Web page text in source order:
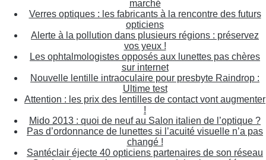
marché
Verres optiques : les fabricants à la rencontre des futurs
opticiens
Alerte à la pollution dans plusieurs régions : préservez
vos yeux !
Les ophtalmologistes opposés aux lunettes pas chères
sur internet
Nouvelle lentille intraoculaire pour presbyte Raindrop :
Ultime test
Attention : les prix des lentilles de contact vont augmenter
!
Mido 2013 : quoi de neuf au Salon italien de l’optique ?
Pas d’ordonnance de lunettes si l’acuité visuelle n’a pas
changé !
Santéclair éjecte 40 opticiens partenaires de son réseau